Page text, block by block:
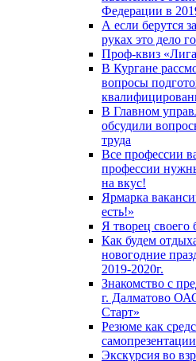
Федерации в
А если берутся
руках это дело
Проф-квиз
В Кургане
вопросы
В Главном
обсудили
труда
Все профессии
профессии
на вкус!
Ярмарка
есть!»
Я творец своего
Как будем
новогодние
2019-2020г.
Знакомство с
г. Далматово
Старт»
Резюме как
самопрезентации
Экскурсия во